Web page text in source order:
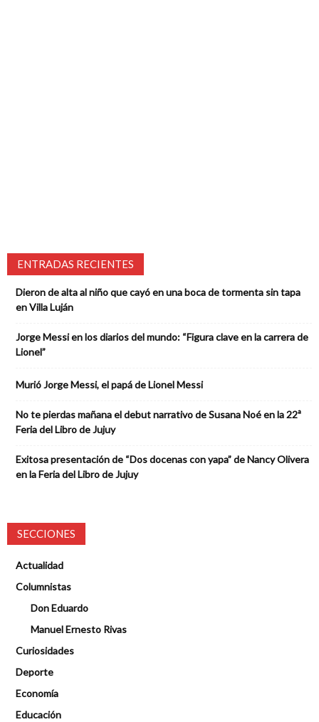
ENTRADAS RECIENTES
Dieron de alta al niño que cayó en una boca de tormenta sin tapa
en Villa Luján
Jorge Messi en los diarios del mundo: “Figura clave en la carrera de
Lionel”
Murió Jorge Messi, el papá de Lionel Messi
No te pierdas mañana el debut narrativo de Susana Noé en la 22ª
Feria del Libro de Jujuy
Exitosa presentación de “Dos docenas con yapa” de Nancy Olivera
en la Feria del Libro de Jujuy
SECCIONES
Actualidad
Columnistas
Don Eduardo
Manuel Ernesto Rivas
Curiosidades
Deporte
Economía
Educación